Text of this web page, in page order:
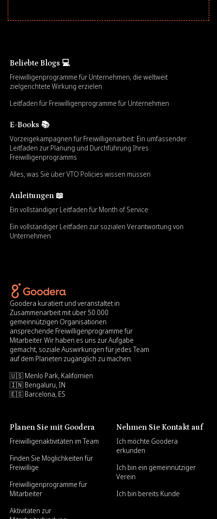
Beliebte Blogs 💻
Freiwilligenprogramme für Unternehmen, die weltweit
zielgerichtete Wirkung erzielen
Leitfaden für Freiwilligenprogramme für Unternehmen
E-Books 📚
Vorzeigekampagnen für Freiwilligenarbeit: Ein umfassender
Leitfaden zur Planung und Durchführung Ihres
Freiwilligenprogramms
Alles, was Sie über VTO Policies wissen müssen
Anleitungen 📖
Ein vollständiger Leitfaden für Month of Service
Ein vollständiger Leitfaden zur sozialen Verantwortung von
Unternehmen
Goodera kuratiert und veranstaltet in
Zusammenarbeit mit über 50.000
gemeinnützigen Organisationen
ansprechende Freiwilligenprogramme für
Mitarbeiter. Wir haben es uns zur Aufgabe
gemacht, soziale Auswirkungen für jedes Team
auf dem Planeten zugänglich zu machen.
🇺🇸 Menlo Park, Kalifornien
🇮🇳 Bengaluru, IN
🇪🇸 Barcelona, ES
Planen Sie mit Goodera
Freiwilligenaktivitäten im Team
Finden Sie Möglichkeiten für
Freiwillige
Freiwilligenprogramme für
Mitarbeiter
Aktivitäten zur
Nehmen Sie Kontakt auf
Ich möchte Goodera
erkunden
Ich bin ein gemeinnütziger
Verein
Ich bin bereits Kunde